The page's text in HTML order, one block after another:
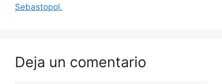
Sebastopol.
Deja un comentario